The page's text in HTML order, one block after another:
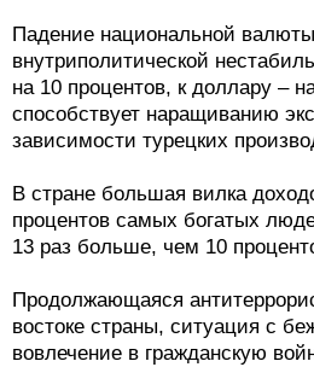
Падение национальной
внутриполитической
на 10 процентов, к доллару –
способствует наращиванию
зависимости турецких
В стране большая вилка
процентов самых богатых
13 раз больше, чем 10
Продолжающаяся
востоке страны, ситуация с
вовлечение в гражданскую